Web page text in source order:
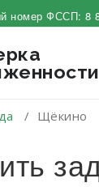
номер ФССП: 8
/ Щёкино